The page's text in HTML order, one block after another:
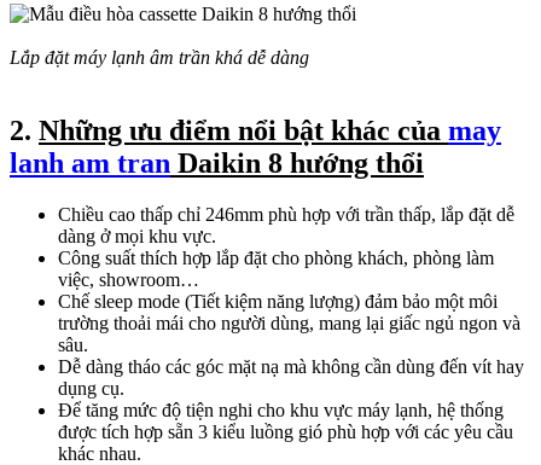
Lắp đặt máy lạnh âm trần khá dễ dàng
2. Những ưu điểm nổi bật khác của may
lanh am tran Daikin 8 hướng thổi
Chiều cao thấp chỉ 246mm phù hợp với trần thấp, lắp đặt dễ
dàng ở mọi khu vực.
Công suất thích hợp lắp đặt cho phòng khách, phòng làm
việc, showroom…
Chế sleep mode (Tiết kiệm năng lượng) đảm bảo một môi
trường thoải mái cho người dùng, mang lại giấc ngủ ngon và
sâu.
Dễ dàng tháo các góc mặt nạ mà không cần dùng đến vít hay
dụng cụ.
Để tăng mức độ tiện nghi cho khu vực máy lạnh, hệ thống
được tích hợp sẵn 3 kiểu luồng gió phù hợp với các yêu cầu
khác nhau.